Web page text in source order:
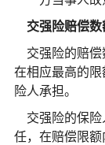
交强险赔偿
交强险的赔
在相应最高的
险人承担。
交强险的保
任，在赔偿限额